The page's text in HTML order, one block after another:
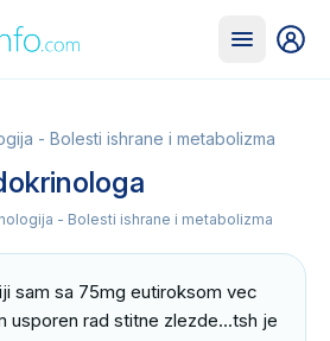
- Bolesti ishrane i metabolizma
- Bolesti ishrane i metabolizma
sam sa 75mg eutiroksom vec
usporen rad stitne zlezde...tsh je